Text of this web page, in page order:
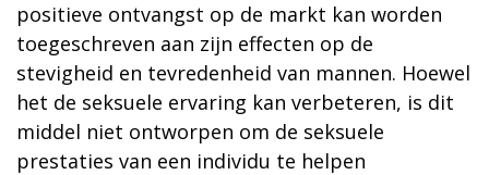
positieve ontvangst op de markt kan worden
toegeschreven aan zijn effecten op de
stevigheid en tevredenheid van mannen. Hoewel
het de seksuele ervaring kan verbeteren, is dit
middel niet ontworpen om de seksuele
prestaties van een individu te helpen